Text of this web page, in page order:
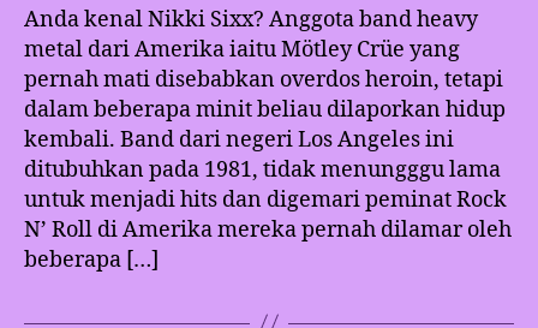
Anda kenal Nikki Sixx? Anggota band heavy
metal dari Amerika iaitu Mötley Crüe yang
pernah mati disebabkan overdos heroin, tetapi
dalam beberapa minit beliau dilaporkan hidup
kembali. Band dari negeri Los Angeles ini
ditubuhkan pada 1981, tidak menungggu lama
untuk menjadi hits dan digemari peminat Rock
N’ Roll di Amerika mereka pernah dilamar oleh
beberapa […]